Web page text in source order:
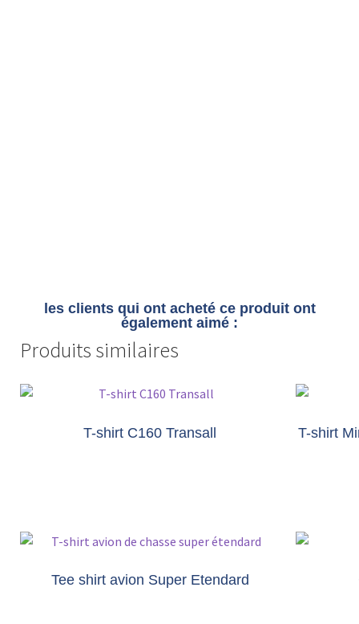
les clients qui ont acheté ce produit ont
également aimé :
Produits similaires
T-shirt C160 Transall T-shirt
Tee shirt avion Super Etendard